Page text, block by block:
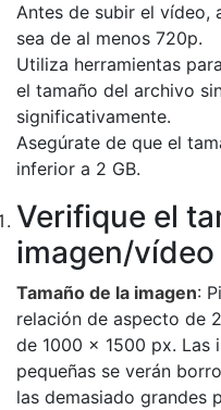
Antes de subir el vídeo,
sea de al menos 720p.
Utiliza herramientas
el tamaño del archivo
significativamente.
Asegúrate de que el
inferior a 2 GB.
Verifique el
imagen/vídeo
Tamaño de la imagen:
relación de aspecto de
de 1000 x 1500 px. Las
pequeñas se verán
las demasiado grandes